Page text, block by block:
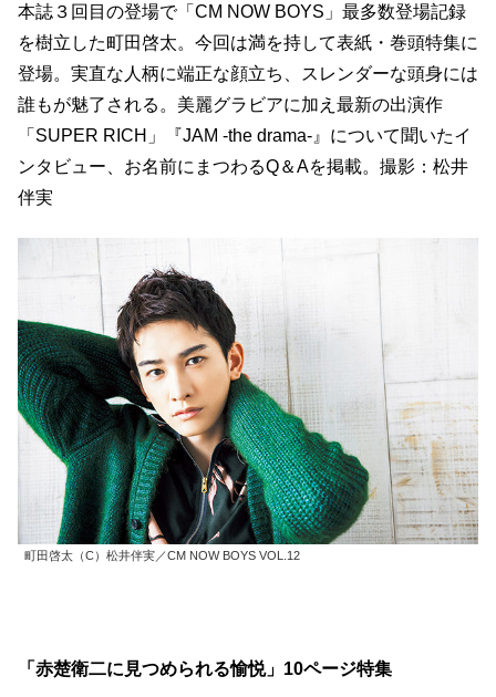
本誌３回目の登場で「CM NOW BOYS」最多数登場記録
を樹立した町田啓太。今回は満を持して表紙・巻頭特集に
登場。実直な人柄に端正な顔立ち、スレンダーな頭身には
誰もが魅了される。美麗グラビアに加え最新の出演作
「SUPER RICH」『JAM -the drama-』について聞いたイ
ンタビュー、お名前にまつわるQ＆Aを掲載。撮影：松井
伴実
町田啓太（C）松井伴実／CM NOW BOYS VOL.12
「赤楚衛二に見つめられる愉悦」10ページ特集